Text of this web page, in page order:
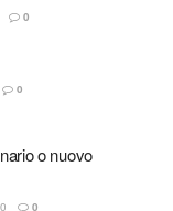
0
0
o nuovo
0